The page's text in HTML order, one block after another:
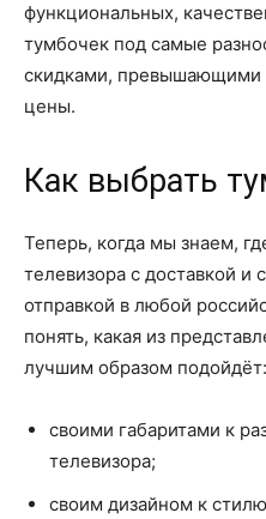
функциональных,
тумбочек под самые
скидками, превышающими
цены.
Как выбрать
Теперь, когда мы знаем,
телевизора с доставкой и
отправкой в любой
понять, какая из
лучшим образом подойдёт:
своими габаритами к
телевизора;
своим дизайном к